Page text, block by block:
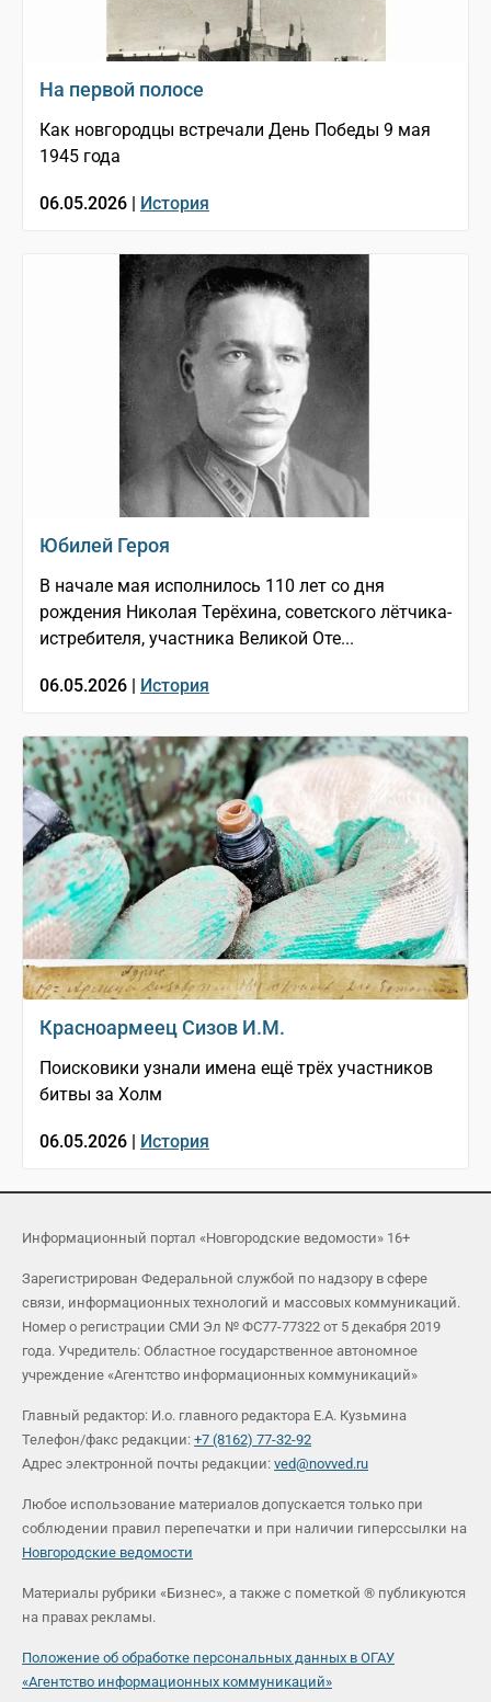
На первой полосе
Как новгородцы встречали День Победы 9 мая
1945 года
06.05.2026 | История
Юбилей Героя
В начале мая исполнилось 110 лет со дня
рождения Николая Терёхина, советского лётчика-
истребителя, участника Великой Оте...
06.05.2026 | История
Красноармеец Сизов И.М.
Поисковики узнали имена ещё трёх участников
битвы за Холм
06.05.2026 | История
Информационный портал «Новгородские ведомости» 16+
Зарегистрирован Федеральной службой по надзору в сфере
связи, информационных технологий и массовых коммуникаций.
Номер о регистрации СМИ Эл № ФС77-77322 от 5 декабря 2019
года. Учредитель: Областное государственное автономное
учреждение «Агентство информационных коммуникаций»
Главный редактор: И.о. главного редактора Е.А. Кузьмина
Телефон/факс редакции: +7 (8162) 77-32-92
Адрес электронной почты редакции: ved@novved.ru
Любое использование материалов допускается только при
соблюдении правил перепечатки и при наличии гиперссылки на
Новгородские ведомости
Материалы рубрики «Бизнес», а также с пометкой ® публикуются
на правах рекламы.
Положение об обработке персональных данных в ОГАУ
«Агентство информационных коммуникаций»